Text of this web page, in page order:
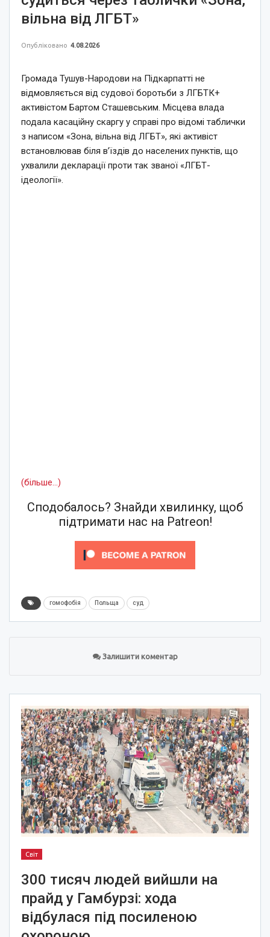
вільна від ЛГБТ»
Опубліковано 4.08.2026
Громада Тушув-Народови на Підкарпатті не
відмовляється від судової боротьби з ЛГБТК+
активістом Бартом Сташевським. Місцева влада
подала касаційну скаргу у справі про відомі таблички
з написом «Зона, вільна від ЛГБТ», які активіст
встановлював біля в’їздів до населених пунктів, що
ухвалили декларації проти так званої «ЛГБТ-
ідеології».
(більше…)
Сподобалось? Знайди хвилинку, щоб
підтримати нас на Patreon!
гомофобія Польща суд
Залишити коментар
Світ
300 тисяч людей вийшли на
прайд у Гамбурзі: хода
відбулася під посиленою